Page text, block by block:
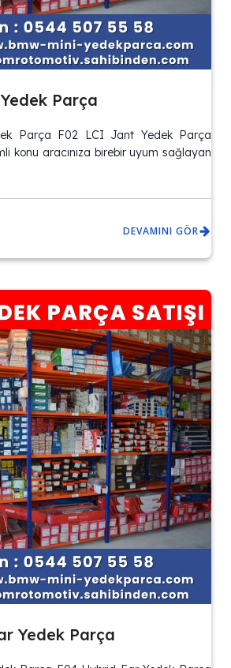
Parça
Parça F02 LCI Jant Yedek Parça
konu aracınıza birebir uyum sağlayan
DEVAMINI GÖR
Yedek Parça